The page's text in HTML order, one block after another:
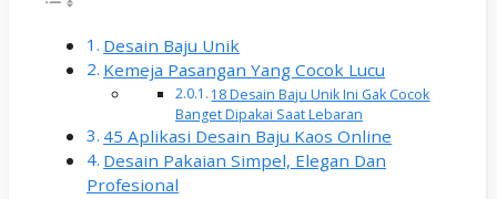
Desain Baju Unik
Kemeja Pasangan Yang Cocok Lucu
18 Desain Baju Unik Ini Gak Cocok
Banget Dipakai Saat Lebaran
45 Aplikasi Desain Baju Kaos Online
Desain Pakaian Simpel, Elegan Dan
Profesional